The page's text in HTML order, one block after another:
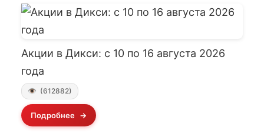
Акции в Дикси: с 10 по 16 августа 2026
года
(612882)
Подробнее